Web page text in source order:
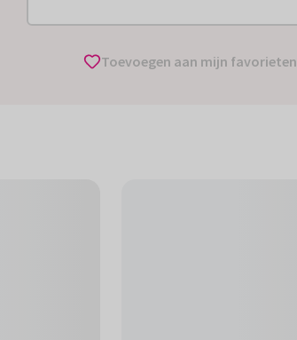
Toevoegen aan mijn favorieten